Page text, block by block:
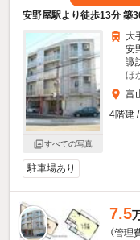
安野屋駅より徒歩13分 築
すべての写真
大
安
諏
ほ
富
4階建
駐車場あり
7.5
（管理